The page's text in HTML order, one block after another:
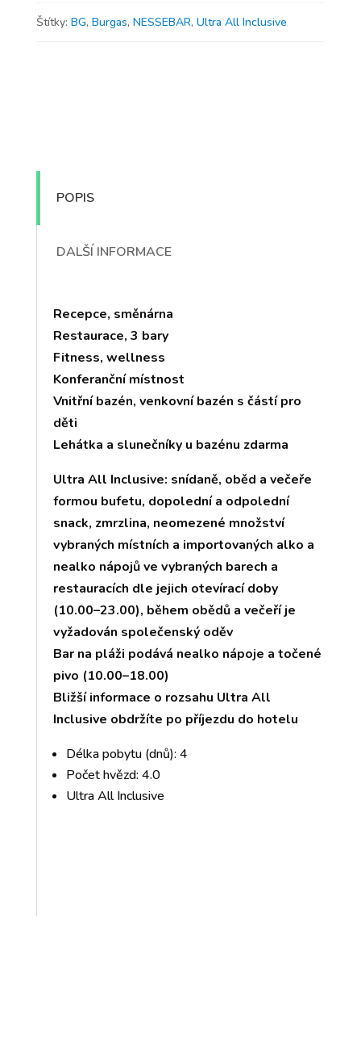
Štítky: BG, Burgas, NESSEBAR, Ultra All Inclusive
POPIS
DALŠÍ INFORMACE
Recepce, směnárna
Restaurace, 3 bary
Fitness, wellness
Konferanční místnost
Vnitřní bazén, venkovní bazén s částí pro
děti
Lehátka a slunečníky u bazénu zdarma
Ultra All Inclusive: snídaně, oběd a večeře
formou bufetu, dopolední a odpolední
snack, zmrzlina, neomezené množství
vybraných místních a importovaných alko a
nealko nápojů ve vybraných barech a
restauracích dle jejich otevírací doby
(10.00–23.00), během obědů a večeří je
vyžadován společenský oděv
Bar na pláži podává nealko nápoje a točené
pivo (10.00–18.00)
Bližší informace o rozsahu Ultra All
Inclusive obdržíte po příjezdu do hotelu
Délka pobytu (dnů): 4
Počet hvězd: 4.0
Ultra All Inclusive